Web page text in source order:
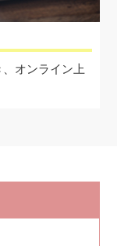
オンライン上